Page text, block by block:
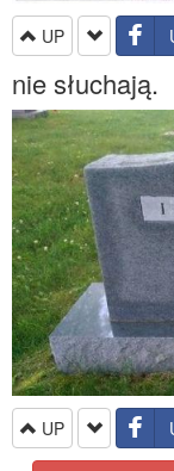
UP
nie słuchają.
UP